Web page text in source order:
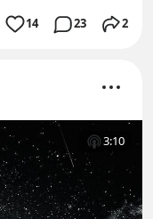
14 23 2
3:10